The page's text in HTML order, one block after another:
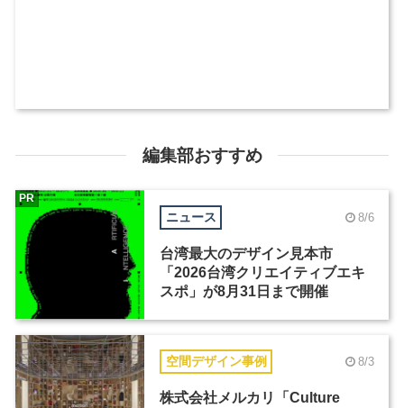
編集部おすすめ
ニュース 8/6
台湾最大のデザイン見本市
「2026台湾クリエイティブエキ
スポ」が8月31日まで開催
PR
空間デザイン事例 8/3
株式会社メルカリ「Culture